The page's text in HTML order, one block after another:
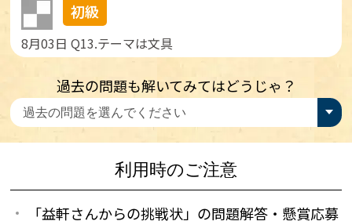
初級
8月03日 Q13.テーマは文具
過去の問題も解いてみてはどうじゃ？
利用時のご注意
「益軒さんからの挑戦状」の問題解答・懸賞応募